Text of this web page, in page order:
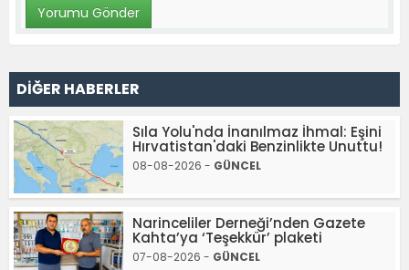
DİĞER HABERLER
Sıla Yolu'nda İnanılmaz İhmal: Eşini
Hırvatistan'daki Benzinlikte Unuttu!
08-08-2026 - GÜNCEL
Narinceliler Derneği’nden Gazete
Kahta’ya ‘Teşekkür’ plaketi
07-08-2026 - GÜNCEL